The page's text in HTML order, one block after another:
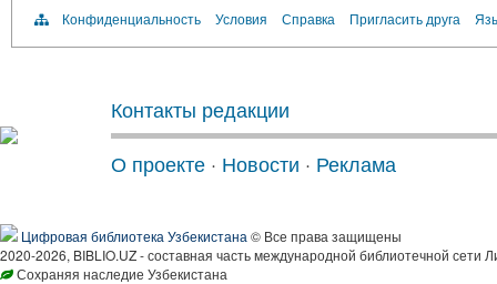
Конфиденциальность Условия Справка Пригласить друга
Контакты редакции
О проекте · Новости · Реклама
Цифровая библиотека Узбекистана © Все права защищены
2020-2026, BIBLIO.UZ - составная часть международной библиотечной сети
Сохраняя наследие Узбекистана